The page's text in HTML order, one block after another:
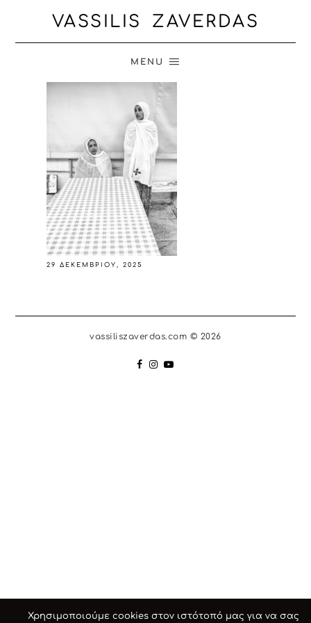
VASSILIS ZAVERDAS
MENU
29 ΔΕΚΕΜΒΡΊΟΥ, 2025
vassiliszaverdas.com © 2026
Χρησιμοποιούμε cookies στον ιστότοπό μας για να σας